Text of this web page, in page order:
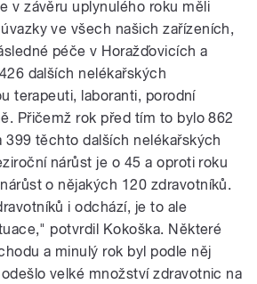
v závěru uplynulého roku měli
ve všech našich zařízeních,
péče v Horažďovicích a
dalších nelékařských
terapeuti, laboranti, porodní
Přičemž rok před tím to bylo 862
399 těchto dalších nelékařských
nárůst je o 45 a oproti roku
o nějakých 120 zdravotníků.
i odchází, je to ale
potvrdil Kokoška. Některé
a minulý rok byl podle něj
velké množství zdravotnic na